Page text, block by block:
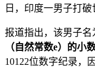
日，印度一男子打破
报道指出，该男子名
（自然常数e）的小
10122位数字纪录，